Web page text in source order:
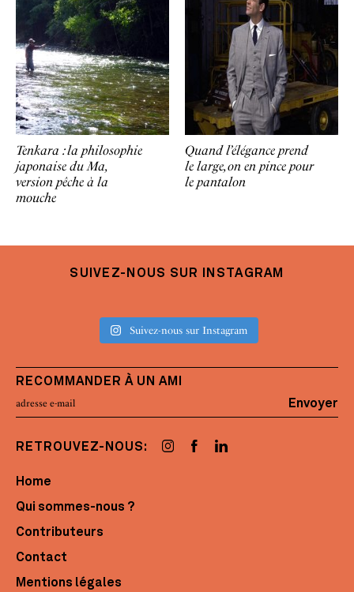
Tenkara : la philosophie
japonaise du Ma,
version pêche à la
mouche
Quand l’élégance prend
le large, on en pince pour
le pantalon
SUIVEZ-NOUS SUR INSTAGRAM
Suivez-nous sur Instagram
RECOMMANDER À UN AMI
Envoyer
RETROUVEZ-NOUS:
Home
Qui sommes-nous ?
Contributeurs
Contact
Mentions légales